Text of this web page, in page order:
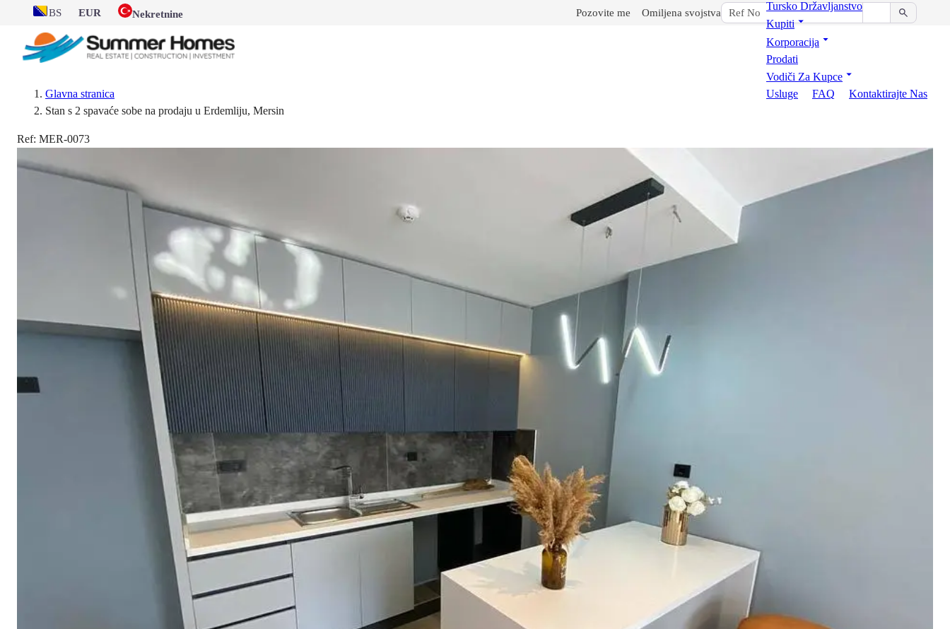
BS EUR Nekretnine Pozovite me Omiljena svojstva
Tursko Državljanstvo
Kupiti
Korporacija
Prodati
Vodiči Za Kupce
Usluge
FAQ Kontaktirajte Nas
Glavna stranica
Stan s 2 spavaće sobe na prodaju u Erdemliju, Mersin
Ref: MER-0073